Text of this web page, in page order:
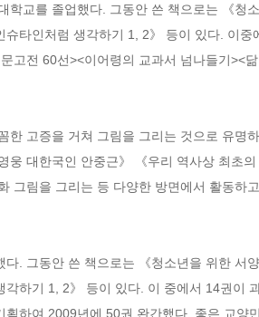
학교를 졸업했다. 그동안 쓴 책으로는 《청
슈타인처럼 생각하기 1, 2》 등이 있다. 이
고전 60선><이어령의 교과서 넘나들기><
한 고증을 거쳐 그림을 그리는 것으로 유명
웅 대한국인 안중근》 《우리 역사상 최초
그림을 그리는 등 다양한 방면에서 활동하
다. 그동안 쓴 책으로는 《청소년을 위한 서
각하기 1, 2》 등이 있다. 이 중에서 14권
획하여 2009년에 50권 완간했다. 좋은 교양